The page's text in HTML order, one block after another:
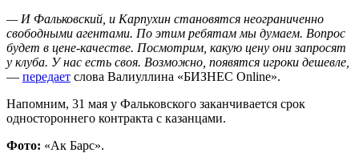
— И Фальковский, и Карпухин становятся неограниченно
свободными агентами. По этим ребятам мы думаем. Вопрос
будет в цене-качестве. Посмотрим, какую цену они запросят
у клуба. У нас есть своя. Возможно, появятся игроки дешевле,
— передает слова Валиуллина «БИЗНЕС Online».
Напомним, 31 мая у Фальковского заканчивается срок
одностороннего контракта с казанцами.
Фото: «Ак Барс».